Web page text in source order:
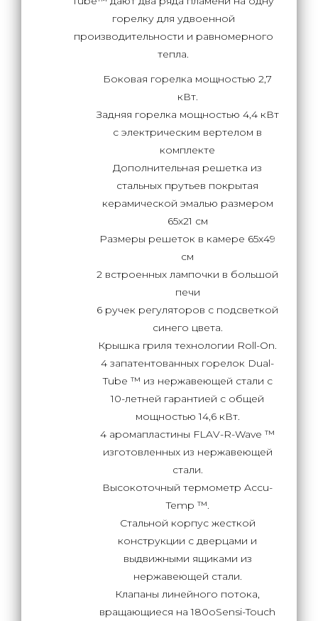
горелку для удвоенной
производительности и равномерного
тепла.
Боковая горелка мощностью 2,7
кВт.
Задняя горелка мощностью 4,4 кВт
с электрическим вертелом в
комплекте
Дополнительная решетка из
стальных прутьев покрытая
керамической эмалью размером
65х21 см
Размеры решеток в камере 65х49
см
2 встроенных лампочки в большой
печи
6 ручек регуляторов с подсветкой
синего цвета.
Крышка гриля технологии Roll-On.
4 запатентованных горелок Dual-
Tube ™ из нержавеющей стали с
10-летней гарантией с общей
мощностью 14,6 кВт.
4 аромапластины FLAV-R-Wave ™
изготовленных из нержавеющей
стали.
Высокоточный термометр Accu-
Temp ™.
Стальной корпус жесткой
конструкции с дверцами и
выдвижными ящиками из
нержавеющей стали.
Клапаны линейного потока,
вращающиеся на 180оSensi-Touch